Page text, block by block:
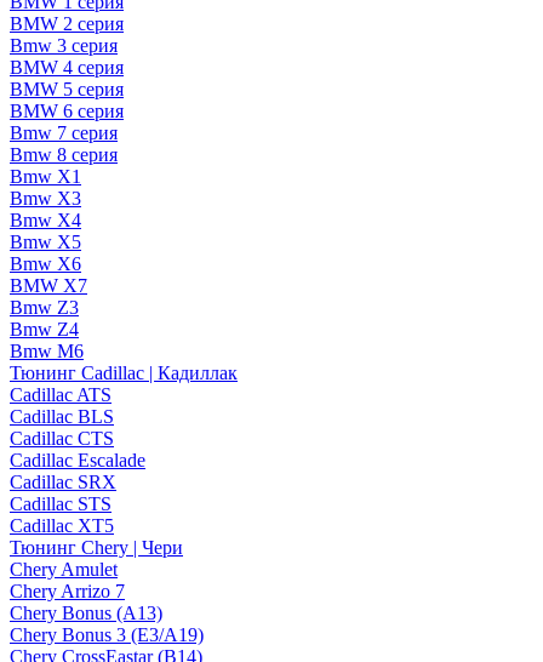
BMW 2 серия
Bmw 3 серия
BMW 4 серия
BMW 5 серия
BMW 6 серия
Bmw 7 серия
Bmw 8 серия
Bmw X1
Bmw X3
Bmw X4
Bmw X5
Bmw X6
BMW X7
Bmw Z3
Bmw Z4
Bmw М6
Тюнинг Cadillac | Кадиллак
Cadillac ATS
Cadillac BLS
Cadillac CTS
Cadillac Escalade
Cadillac SRX
Cadillac STS
Cadillac XT5
Тюнинг Chery | Чери
Chery Amulet
Chery Arrizo 7
Chery Bonus (A13)
Chery Bonus 3 (E3/A19)
Chery CrossEastar (B14)